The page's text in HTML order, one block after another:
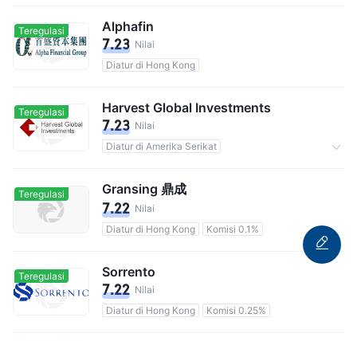
Teregulasi Alphafin
7.23 Nilai
Diatur di Hong Kong
Teregulasi Harvest Global Investments
7.23 Nilai
Diatur di Amerika Serikat
Teregulasi Gransing 鼎成
7.22 Nilai
Diatur di Hong Kong
Komisi 0.1%
Teregulasi Sorrento
7.22 Nilai
Diatur di Hong Kong
Komisi 0.25%